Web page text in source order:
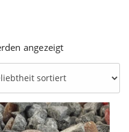
angezeigtNach
sortiert